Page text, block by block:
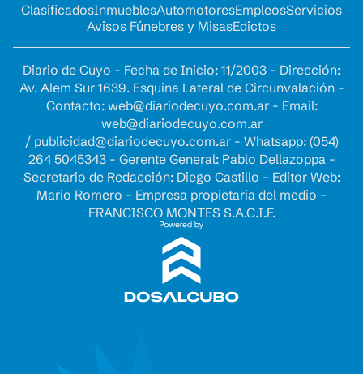
ClasificadosInmueblesAutomotoresEmpleosServicios
Avisos Fúnebres y MisasEdictos
Diario de Cuyo - Fecha de Inicio: 11/2003 - Dirección:
Av. Alem Sur 1639. Esquina Lateral de Circunvalación -
Contacto: web@diariodecuyo.com.ar- Email:
web@diariodecuyo.com.ar
/ publicidad@diariodecuyo.com.ar- Whatsapp: (054)
264 5045343 - Gerente General: Pablo Dellazoppa -
Secretario de Redacción: Diego Castillo - Editor Web:
Mario Romero - Empresa propietaria del medio -
FRANCISCO MONTES S.A.C.I.F.